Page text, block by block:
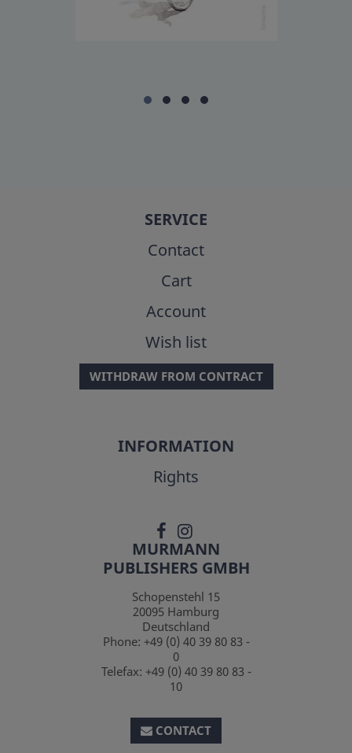
SERVICE
Contact
Cart
Account
Wish list
WITHDRAW FROM CONTRACT
INFORMATION
Rights
MURMANN
PUBLISHERS GMBH
Schopenstehl 15
20095 Hamburg
Deutschland
Phone: +49 (0) 40 39 80 83 -
0
Telefax: +49 (0) 40 39 80 83 -
10
CONTACT